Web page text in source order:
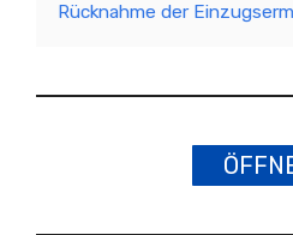
Rücknahme der